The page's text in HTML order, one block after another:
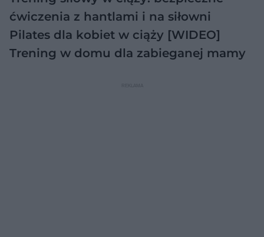
ćwiczenia z hantlami i na siłowni
Pilates dla kobiet w ciąży [WIDEO]
Trening w domu dla zabieganej mamy